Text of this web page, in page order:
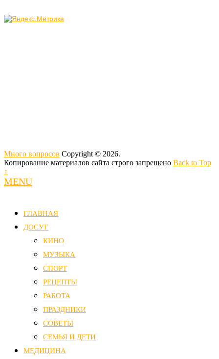
Много вопросов Copyright © 2026.
Копирование материалов сайта строго запрещено Back to Top
↑
MENU
ГЛАВНАЯ
ДОСУГ
КИНО
МУЗЫКА
СПОРТ
РЕЦЕПТЫ
РАБОТА
ПРАЗДНИКИ
СОВЕТЫ
СЕМЬЯ И ДЕТИ
МЕДИЦИНА